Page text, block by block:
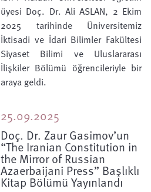
üyesi Doç. Dr. Ali ASLAN, 2 Ekim
2025 tarihinde Üniversitemiz
İktisadi ve İdari Bilimler Fakültesi
Siyaset Bilimi ve Uluslararası
İlişkiler Bölümü öğrencileriyle bir
araya geldi.
25.09.2025
Doç. Dr. Zaur Gasimov’un
“The Iranian Constitution in
the Mirror of Russian
Azaerbaijani Press” Başlıklı
Kitap Bölümü Yayınlandı